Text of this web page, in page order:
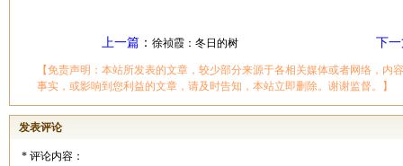
上一篇： 徐祯霞：冬日的树 下
【免责声明：本站所发表的文章，较少部分来源于各相关媒体或者网络，内
事实，或影响到您利益的文章，请及时告知，本站立即删除。谢谢监督。】
发表评论
*评论内容：